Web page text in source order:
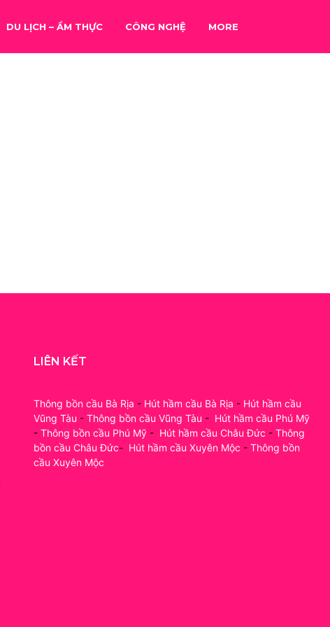
DU LỊCH – ẨM THỰC CÔNG NGHỆ MORE
LIÊN KẾT
Thông bồn cầu Bà Rịa - Hút hầm cầu Bà Rịa - Hút hầm cầu
Vũng Tàu - Thông bồn cầu Vũng Tàu - Hút hầm cầu Phú Mỹ
- Thông bồn cầu Phú Mỹ - Hút hầm cầu Châu Đức - Thông
bồn cầu Châu Đức- Hút hầm cầu Xuyên Mộc - Thông bồn
cầu Xuyên Mộc